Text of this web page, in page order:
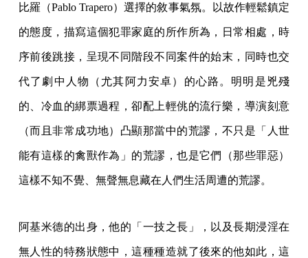
比羅（Pablo Trapero）選擇的敘事氣氛。以故作輕鬆鎮定
的態度，描寫這個犯罪家庭的所作所為，日常相處，時
序前後跳接，呈現不同階段不同案件的始末，同時也交
代了劇中人物（尤其阿力安卓）的心路。明明是兇殘
的、冷血的綁票過程，卻配上輕佻的流行樂，導演刻意
（而且非常成功地）凸顯那當中的荒謬，不只是「人世
能有這樣的禽獸作為」的荒謬，也是它們（那些罪惡）
這樣不知不覺、無聲無息藏在人們生活周遭的荒謬。
阿基米德的出身，他的「一技之長」，以及長期浸淫在
無人性的特務狀態中，這種種造就了後來的他如此，這